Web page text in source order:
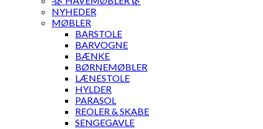
NYHEDER
MØBLER
BARSTOLE
BARVOGNE
BÆNKE
BØRNEMØBLER
LÆNESTOLE
HYLDER
PARASOL
REOLER & SKABE
SENGEGAVLE